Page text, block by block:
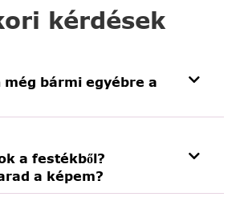
kérdések
még bármi egyébre a
a festékből?
a képem?